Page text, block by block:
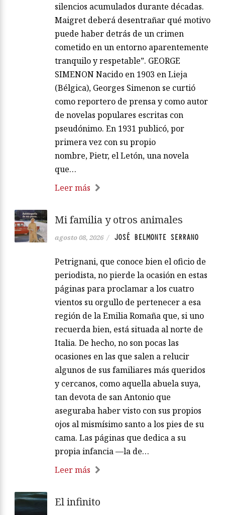
silencios acumulados durante décadas.
Maigret deberá desentrañar qué motivo
puede haber detrás de un crimen
cometido en un entorno aparentemente
tranquilo y respetable”. GEORGE
SIMENON Nacido en 1903 en Lieja
(Bélgica), Georges Simenon se curtió
como reportero de prensa y como autor
de novelas populares escritas con
pseudónimo. En 1931 publicó, por
primera vez con su propio
nombre, Pietr, el Letón, una novela
que…
Leer más
Mi familia y otros animales
agosto 08, 2026 / JOSÉ BELMONTE SERRANO
Petrignani, que conoce bien el oficio de
periodista, no pierde la ocasión en estas
páginas para proclamar a los cuatro
vientos su orgullo de pertenecer a esa
región de la Emilia Romaña que, si uno
recuerda bien, está situada al norte de
Italia. De hecho, no son pocas las
ocasiones en las que salen a relucir
algunos de sus familiares más queridos
y cercanos, como aquella abuela suya,
tan devota de san Antonio que
aseguraba haber visto con sus propios
ojos al mismísimo santo a los pies de su
cama. Las páginas que dedica a su
propia infancia —la de…
Leer más
El infinito